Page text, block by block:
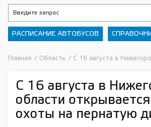
РАСПИСАНИЕ АВТОБУСОВ
Главная / Область / С 16 августа в
С 16 августа в
области
охоты на пернатую